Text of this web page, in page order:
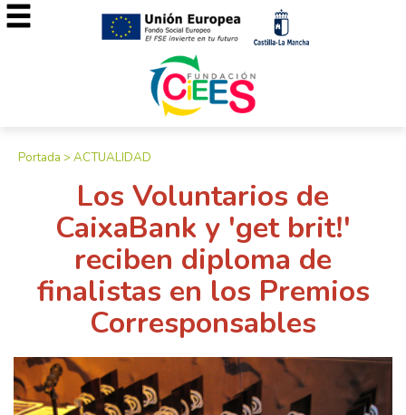
Portada >ACTUALIDAD
Los Voluntarios de
CaixaBank y 'get brit!'
reciben diploma de
finalistas en los Premios
Corresponsables